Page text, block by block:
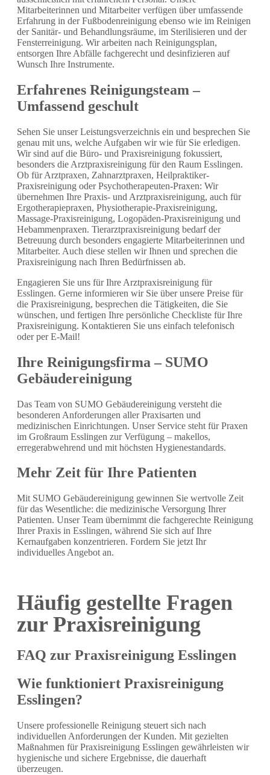
Mitarbeiterinnen und Mitarbeiter verfügen über umfassende
Erfahrung in der Fußbodenreinigung ebenso wie im Reinigen
der Sanitär- und Behandlungsräume, im Sterilisieren und der
Fensterreinigung. Wir arbeiten nach Reinigungsplan,
entsorgen Ihre Abfälle fachgerecht und desinfizieren auf
Wunsch Ihre Instrumente.
Erfahrenes Reinigungsteam –
Umfassend geschult
Sehen Sie unser Leistungsverzeichnis ein und besprechen Sie
genau mit uns, welche Aufgaben wir wie für Sie erledigen.
Wir sind auf die Büro- und Praxisreinigung fokussiert,
besonders die Arztpraxisreinigung für den Raum Esslingen.
Ob für Arztpraxen, Zahnarztpraxen, Heilpraktiker-
Praxisreinigung oder Psychotherapeuten-Praxen: Wir
übernehmen Ihre Praxis- und Arztpraxisreinigung, auch für
Ergotherapiepraxen, Physiotherapie-Praxisreinigung,
Massage-Praxisreinigung, Logopäden-Praxisreinigung und
Hebammenpraxen. Tierarztpraxisreinigung bedarf der
Betreuung durch besonders engagierte Mitarbeiterinnen und
Mitarbeiter. Auch diese stellen wir Ihnen und sprechen die
Praxisreinigung nach Ihren Bedürfnissen ab.
Engagieren Sie uns für Ihre Arztpraxisreinigung für
Esslingen. Gerne informieren wir Sie über unsere Preise für
die Praxisreinigung, besprechen die Tätigkeiten, die Sie
wünschen, und fertigen Ihre persönliche Checkliste für Ihre
Praxisreinigung. Kontaktieren Sie uns einfach telefonisch
oder per E-Mail!
Ihre Reinigungsfirma – SUMO
Gebäudereinigung
Das Team von SUMO Gebäudereinigung versteht die
besonderen Anforderungen aller Praxisarten und
medizinischen Einrichtungen. Unser Service steht für Praxen
im Großraum Esslingen zur Verfügung – makellos,
erregerabwehrend und mit höchsten Hygienestandards.
Mehr Zeit für Ihre Patienten
Mit SUMO Gebäudereinigung gewinnen Sie wertvolle Zeit
für das Wesentliche: die medizinische Versorgung Ihrer
Patienten. Unser Team übernimmt die fachgerechte Reinigung
Ihrer Praxis in Esslingen, während Sie sich auf Ihre
Kernaufgaben konzentrieren. Fordern Sie jetzt Ihr
individuelles Angebot an.
Häufig gestellte Fragen
zur Praxisreinigung
FAQ zur Praxisreinigung Esslingen
Wie funktioniert Praxisreinigung
Esslingen?
Unsere professionelle Reinigung steuert sich nach
individuellen Anforderungen der Kunden. Mit gezielten
Maßnahmen für Praxisreinigung Esslingen gewährleisten wir
hygienische und sichere Ergebnisse, die dauerhaft
überzeugen.